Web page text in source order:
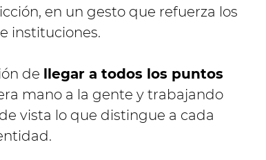
en un gesto que refuerza los
instituciones.
de llegar a todos los puntos
mano a la gente y trabajando
vista lo que distingue a cada